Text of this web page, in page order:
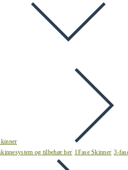
og tilbehør her 1Fase Skinner 3-